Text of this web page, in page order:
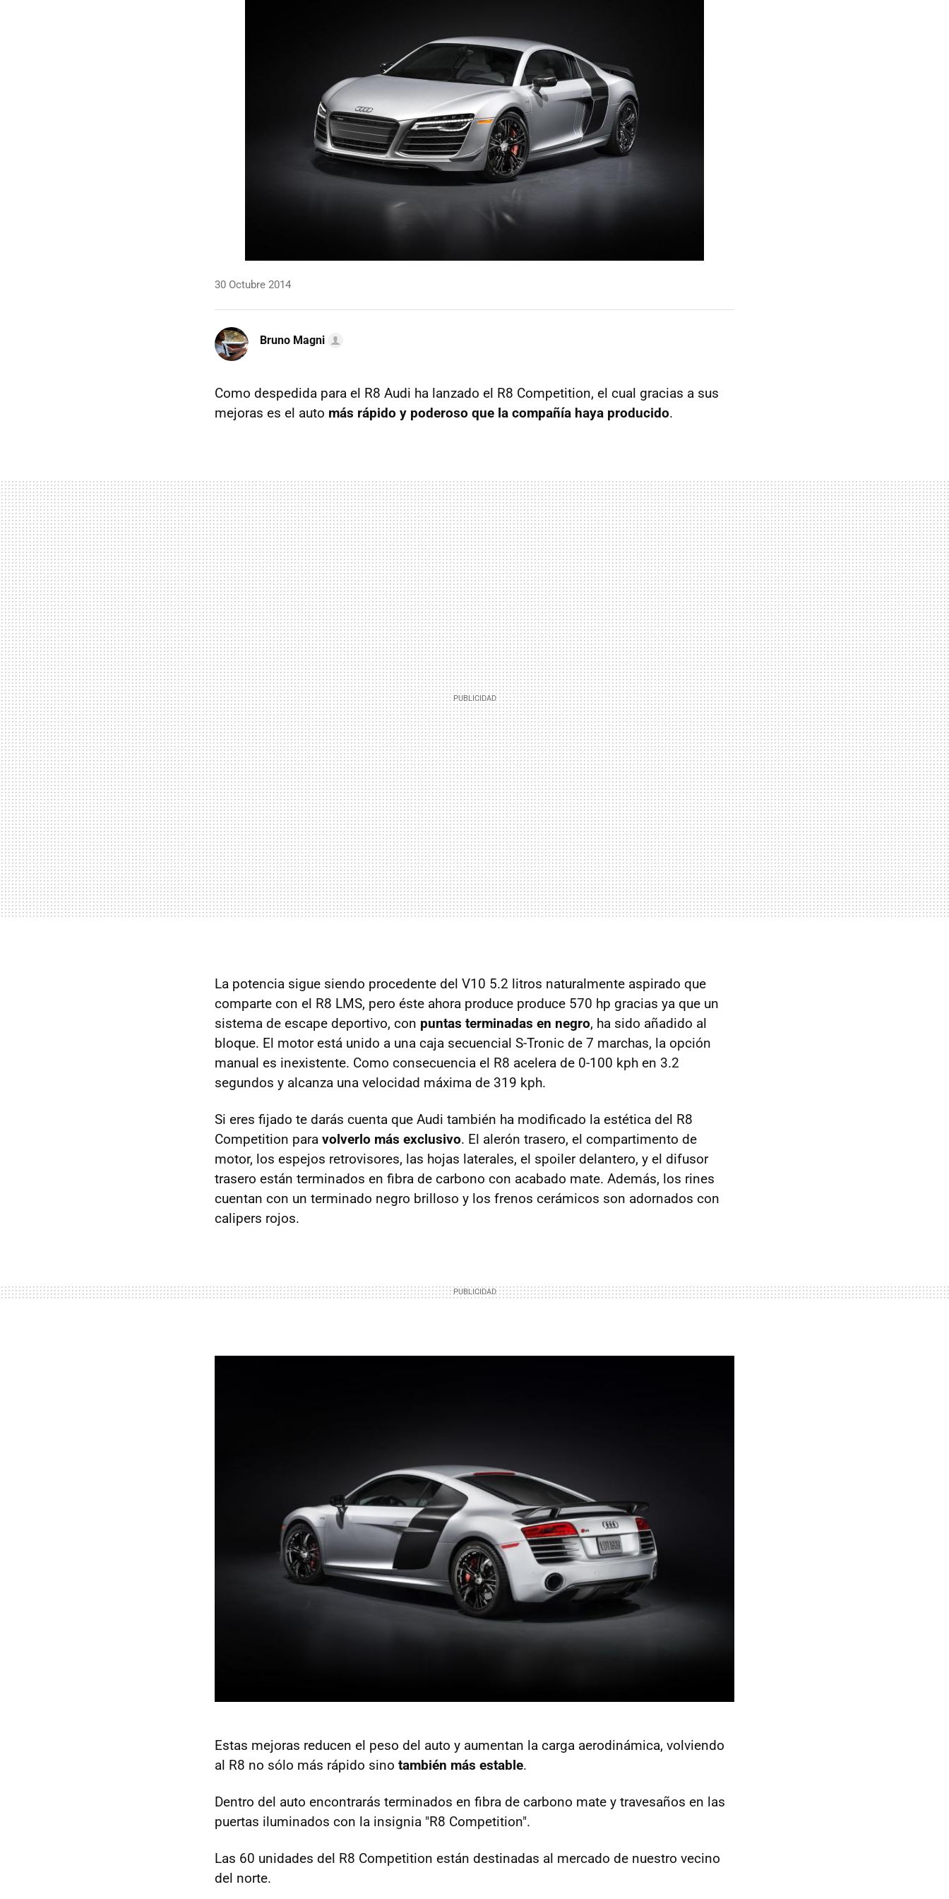
30 Octubre 2014
Bruno Magni
Como despedida para el R8 Audi ha lanzado el R8 Competition, el cual gracias a sus
mejoras es el auto más rápido y poderoso que la compañía haya producido.
La potencia sigue siendo procedente del V10 5.2 litros naturalmente aspirado que
comparte con el R8 LMS, pero éste ahora produce produce 570 hp gracias ya que un
sistema de escape deportivo, con puntas terminadas en negro, ha sido añadido al
bloque. El motor está unido a una caja secuencial S-Tronic de 7 marchas, la opción
manual es inexistente. Como consecuencia el R8 acelera de 0-100 kph en 3.2
segundos y alcanza una velocidad máxima de 319 kph.
Si eres fijado te darás cuenta que Audi también ha modificado la estética del R8
Competition para volverlo más exclusivo. El alerón trasero, el compartimento de
motor, los espejos retrovisores, las hojas laterales, el spoiler delantero, y el difusor
trasero están terminados en fibra de carbono con acabado mate. Además, los rines
cuentan con un terminado negro brilloso y los frenos cerámicos son adornados con
calipers rojos.
Estas mejoras reducen el peso del auto y aumentan la carga aerodinámica, volviendo
al R8 no sólo más rápido sino también más estable.
Dentro del auto encontrarás terminados en fibra de carbono mate y travesaños en las
puertas iluminados con la insignia "R8 Competition".
Las 60 unidades del R8 Competition están destinadas al mercado de nuestro vecino
del norte.